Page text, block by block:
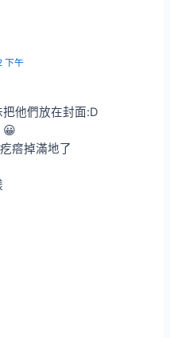
下午
他們放在封面:D
😀
瘩掉滿地了